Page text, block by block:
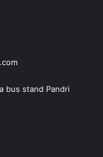
bus stand Pandri